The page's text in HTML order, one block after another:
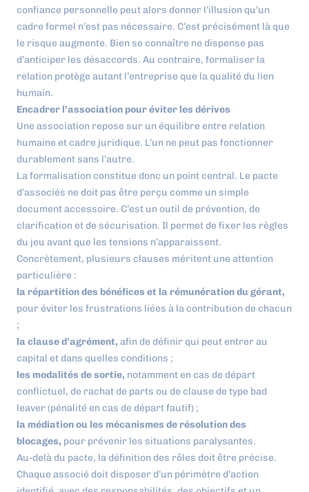
confiance personnelle peut alors donner l’illusion qu’un
cadre formel n’est pas nécessaire. C’est précisément là que
le risque augmente. Bien se connaître ne dispense pas
d’anticiper les désaccords. Au contraire, formaliser la
relation protège autant l’entreprise que la qualité du lien
humain.
Encadrer l’association pour éviter les dérives
Une association repose sur un équilibre entre relation
humaine et cadre juridique. L’un ne peut pas fonctionner
durablement sans l’autre.
La formalisation constitue donc un point central. Le pacte
d’associés ne doit pas être perçu comme un simple
document accessoire. C’est un outil de prévention, de
clarification et de sécurisation. Il permet de fixer les règles
du jeu avant que les tensions n’apparaissent.
Concrètement, plusieurs clauses méritent une attention
particulière :
la répartition des bénéfices et la rémunération du gérant,
pour éviter les frustrations liées à la contribution de chacun
;
la clause d’agrément, afin de définir qui peut entrer au
capital et dans quelles conditions ;
les modalités de sortie, notamment en cas de départ
conflictuel, de rachat de parts ou de clause de type bad
leaver (pénalité en cas de départ fautif) ;
la médiation ou les mécanismes de résolution des
blocages, pour prévenir les situations paralysantes.
Au-delà du pacte, la définition des rôles doit être précise.
Chaque associé doit disposer d’un périmètre d’action